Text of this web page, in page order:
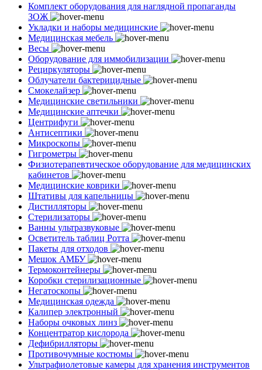
Комплект оборудования для наглядной пропаганды
ЗОЖ
Укладки и наборы медицинские
Медицинская мебель
Весы
Оборудование для иммобилизации
Рециркуляторы
Облучатели бактерицидные
Смокелайзер
Медицинские светильники
Медицинские аптечки
Центрифуги
Антисептики
Микроскопы
Гигрометры
Физиотерапевтическое оборудование для медицинских
кабинетов
Медицинские коврики
Штативы для капельницы
Дистилляторы
Стерилизаторы
Ванны ультразвуковые
Осветитель таблиц Ротта
Пакеты для отходов
Мешок АМБУ
Термоконтейнеры
Коробки стерилизационные
Негатоскопы
Медицинская одежда
Калипер электронный
Наборы очковых линз
Концентратор кислорода
Дефибрилляторы
Противочумные костюмы
Ультрафиолетовые камеры для хранения инструментов